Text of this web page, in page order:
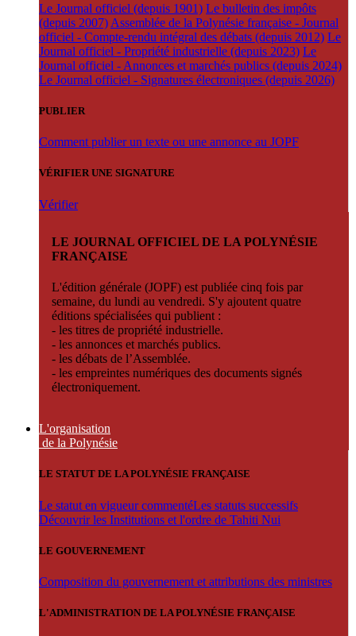
Le Journal officiel (depuis 1901) Le bulletin des impôts
(depuis 2007) Assemblée de la Polynésie française - Journal
officiel - Compte-rendu intégral des débats (depuis 2012) Le
Journal officiel - Propriété industrielle (depuis 2023) Le
Journal officiel - Annonces et marchés publics (depuis 2024)
Le Journal officiel - Signatures électroniques (depuis 2026)
PUBLIER
Comment publier un texte ou une annonce au JOPF
VÉRIFIER UNE SIGNATURE
Vérifier
LE JOURNAL OFFICIEL DE LA POLYNÉSIE
FRANÇAISE
L'édition générale (JOPF) est publiée cinq fois par
semaine, du lundi au vendredi. S'y ajoutent quatre
éditions spécialisées qui publient :
- les titres de propriété industrielle.
- les annonces et marchés publics.
- les débats de l’Assemblée.
- les empreintes numériques des documents signés
électroniquement.
L'organisation
de la Polynésie
LE STATUT DE LA POLYNÉSIE FRANÇAISE
Le statut en vigueur commentéLes statuts successifs
Découvrir les Institutions et l'ordre de Tahiti Nui
LE GOUVERNEMENT
Composition du gouvernement et attributions des ministres
L'ADMINISTRATION DE LA POLYNÉSIE FRANÇAISE